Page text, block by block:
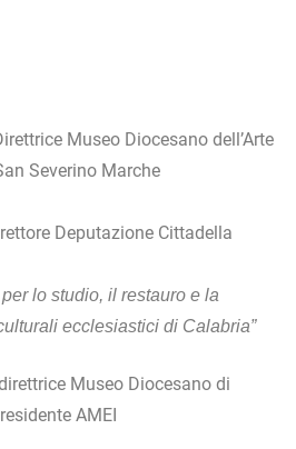
Museo Diocesano dell’Arte
Severino Marche
Deputazione Cittadella
lo studio, il restauro e la
ecclesiastici di Calabria”
Museo Diocesano di
AMEI